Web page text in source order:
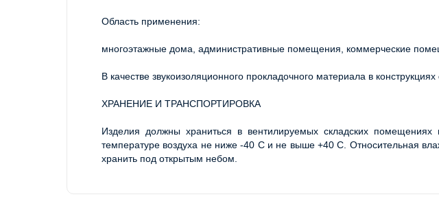
Область применения:
многоэтажные дома, административные помещения, коммерческие
В качестве звукоизоляционного прокладочного материала в
ХРАНЕНИЕ И ТРАНСПОРТИРОВКА
Изделия должны храниться в вентилируемых складских
температуре воздуха не ниже -40 С и не выше +40 С. Относительная
хранить под открытым небом.